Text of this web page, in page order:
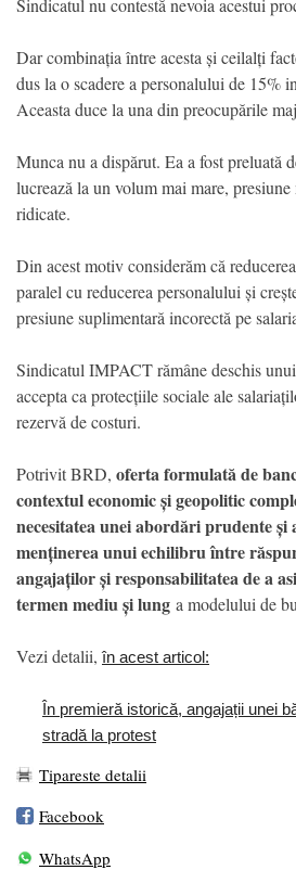
Sindicatul nu contestă nevoia acestui
Dar combinația între acesta și ceilalți
dus la o scadere a personalului de 15%
Aceasta duce la una din preocupările
Munca nu a dispărut. Ea a fost preluată
lucrează la un volum mai mare,
ridicate.
Din acest motiv considerăm că
paralel cu reducerea personalului și
presiune suplimentară incorectă pe
Sindicatul IMPACT rămâne deschis
accepta ca protecțiile sociale ale
rezervă de costuri.
Potrivit BRD, oferta formulată de
contextul economic și geopolitic
necesitatea unei abordări prudente
menținerea unui echilibru între
angajaților și responsabilitatea de a
termen mediu și lung a modelului de
Vezi detalii, în acest articol:
În premieră istorică, angajații unei
stradă la protest
Tipareste detalii
Facebook
WhatsApp